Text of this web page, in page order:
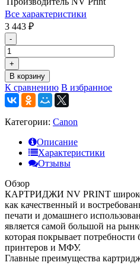
Все характеристики
3 443 ₽
-
+
В корзину
К сравнению В избранное
Категории: Canon
Описание
Характеристики
Отзывы
Обзор
КАРТРИДЖИ NV PRINT широко
как качественный и
печати и домашнего
является самой большой на
которая покрывает
принтеров и МФУ.
Главные преимущества